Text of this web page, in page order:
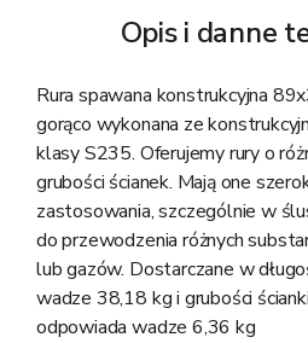
Opis i danne
Rura spawana konstrukcyjna
gorąco wykonana ze
klasy S235. Oferujemy rury o
grubości ścianek. Mają one
zastosowania, szczególnie w
do przewodzenia różnych
lub gazów. Dostarczane w
wadze 38,18 kg i grubości
odpowiada wadze 6,36 kg